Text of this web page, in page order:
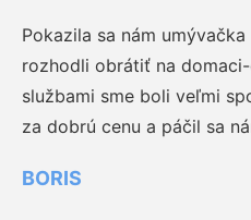
Pokazila sa nám
rozhodli obrátiť na
službami sme boli veľmi
za dobrú cenu a páčil sa
BORIS